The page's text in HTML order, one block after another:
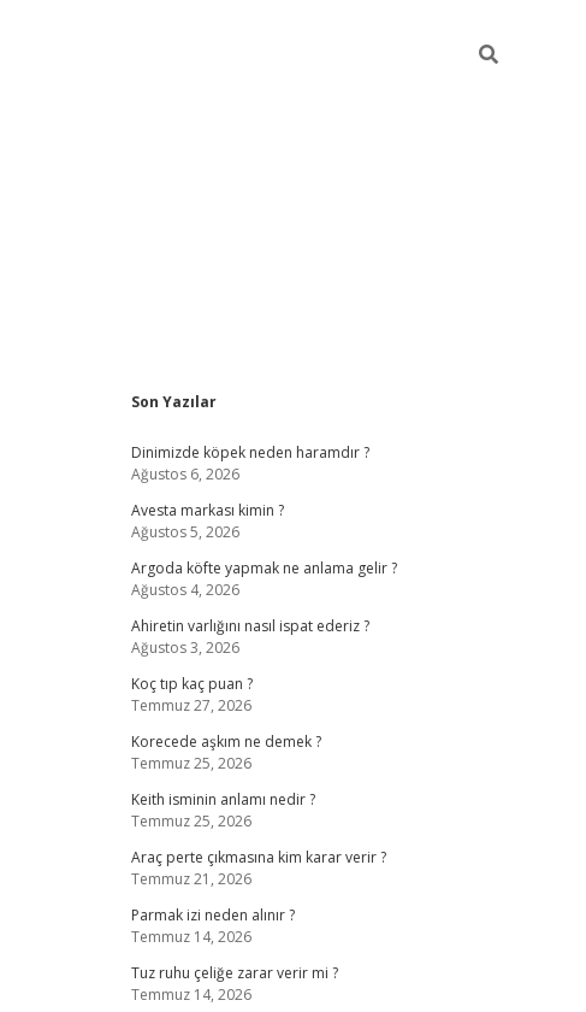
Sidebar
Son Yazılar
Dinimizde köpek neden haramdır ?
Ağustos 6, 2026
Avesta markası kimin ?
Ağustos 5, 2026
Argoda köfte yapmak ne anlama gelir ?
Ağustos 4, 2026
Ahiretin varlığını nasıl ispat ederiz ?
Ağustos 3, 2026
Koç tıp kaç puan ?
Temmuz 27, 2026
Korecede aşkım ne demek ?
Temmuz 25, 2026
Keith isminin anlamı nedir ?
Temmuz 25, 2026
Araç perte çıkmasına kim karar verir ?
Temmuz 21, 2026
Parmak izi neden alınır ?
Temmuz 14, 2026
Tuz ruhu çeliğe zarar verir mi ?
Temmuz 14, 2026
ilbet güncel giriş adresi